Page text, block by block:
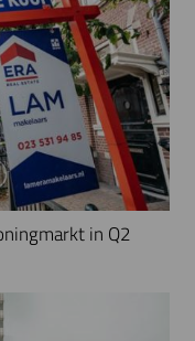
in Q2